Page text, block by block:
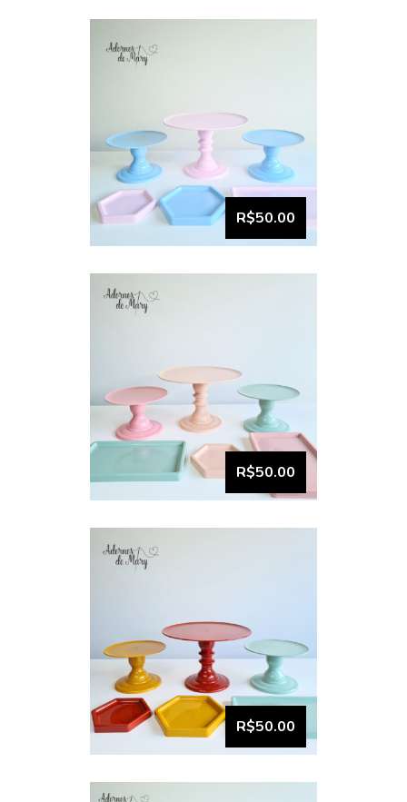
VISUALIZAR
R$50.00
VISUALIZAR
Bandeja e boleira kit
comemore (9)
R$50.00
VISUALIZAR
Bandeja e boleira kit
comemore (8)
R$50.00
Bandeja e Boleira kit
comemore (7)